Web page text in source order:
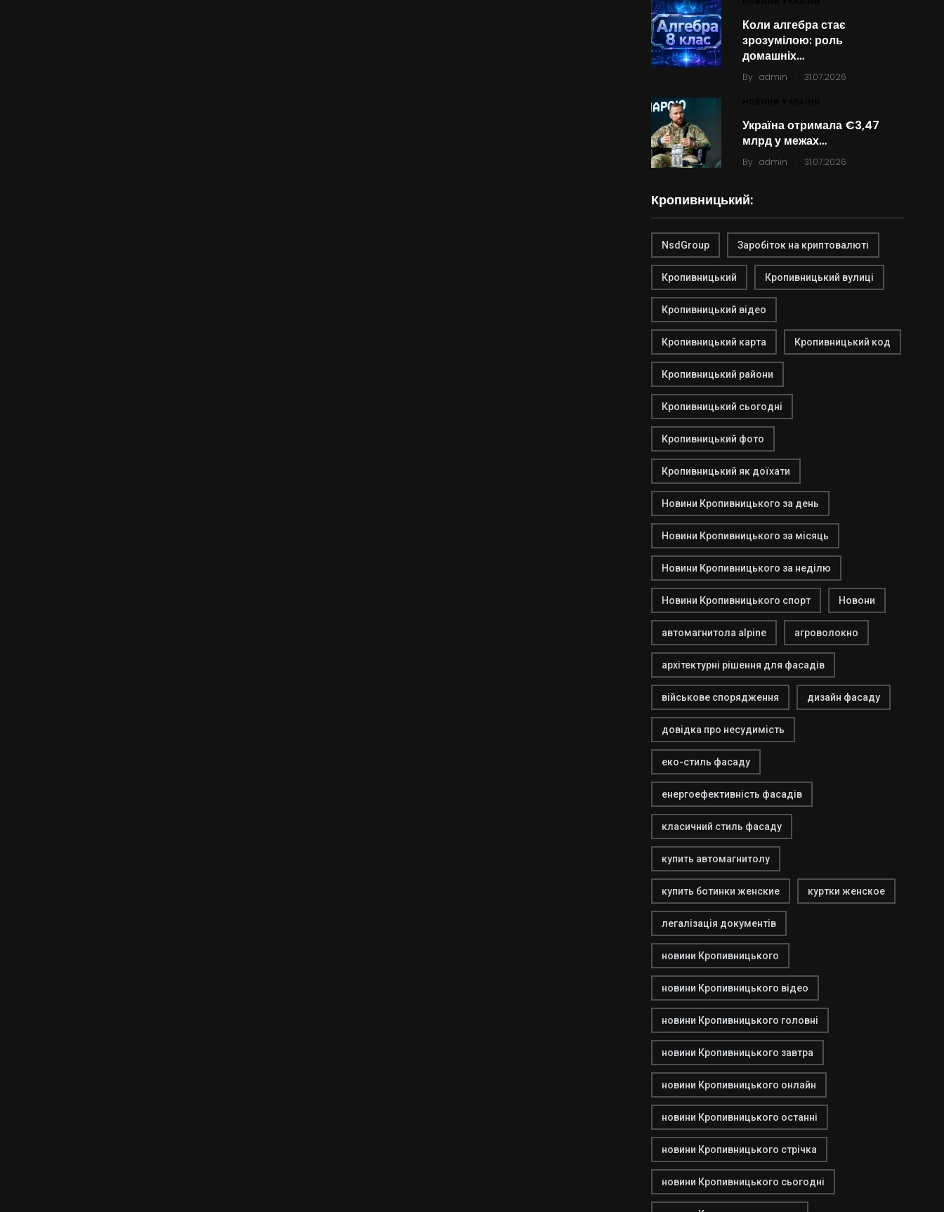
Коли алгебра стає
зрозумілою: роль
домашніх…
By admin . 31.07.2026
Україна отримала €3,47
млрд у межах…
By admin . 31.07.2026
Кропивницький:
NsdGroup Заробіток на криптовалюті
Кропивницький Кропивницький вулиці
Кропивницький відео
Кропивницький карта Кропивницький код
Кропивницький райони
Кропивницький сьогодні
Кропивницький фото
Кропивницький як доїхати
Новини Кропивницького за день
Новини Кропивницького за місяць
Новини Кропивницького за неділю
Новини Кропивницького спорт Новони
автомагнитола alpine агроволокно
архітектурні рішення для фасадів
військове спорядження дизайн фасаду
довідка про несудимість
еко-стиль фасаду
енергоефективність фасадів
класичний стиль фасаду
купить автомагнитолу
купить ботинки женские куртки женское
легалізація документів
новини Кропивницького
новини Кропивницького відео
новини Кропивницького головні
новини Кропивницького завтра
новини Кропивницького онлайн
новини Кропивницького останні
новини Кропивницького стрічка
новини Кропивницького сьогодні